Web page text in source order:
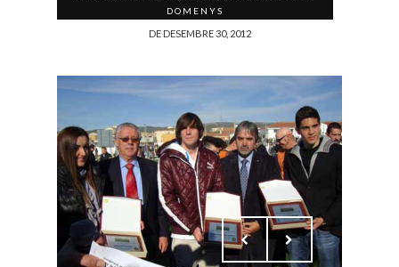
DOMENYS
DE DESEMBRE 30, 2012